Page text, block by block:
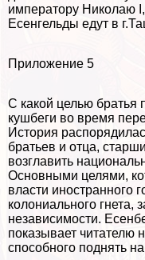
императору Николаю
Есенгельды едут в
Приложение 5
С какой целью братья
кушбеги во время
История
братьев и отца,
возглавить
Основными целями,
власти иностранного
колониального гнета,
независимости.
показывает читателю
способного поднять